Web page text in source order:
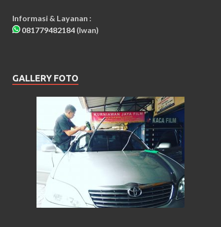
Informasi & Layanan :
081779482184 (Iwan)
GALLERY FOTO